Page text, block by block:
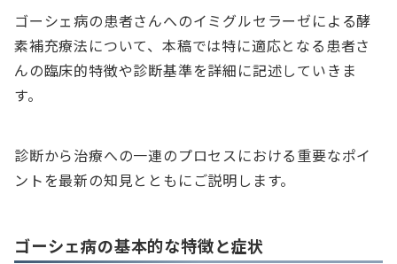
ゴーシェ病の患者さんへのイミグルセラーゼによる酵
素補充療法について、本稿では特に適応となる患者さ
んの臨床的特徴や診断基準を詳細に記述していきま
す。
診断から治療への一連のプロセスにおける重要なポイ
ントを最新の知見とともにご説明します。
ゴーシェ病の基本的な特徴と症状